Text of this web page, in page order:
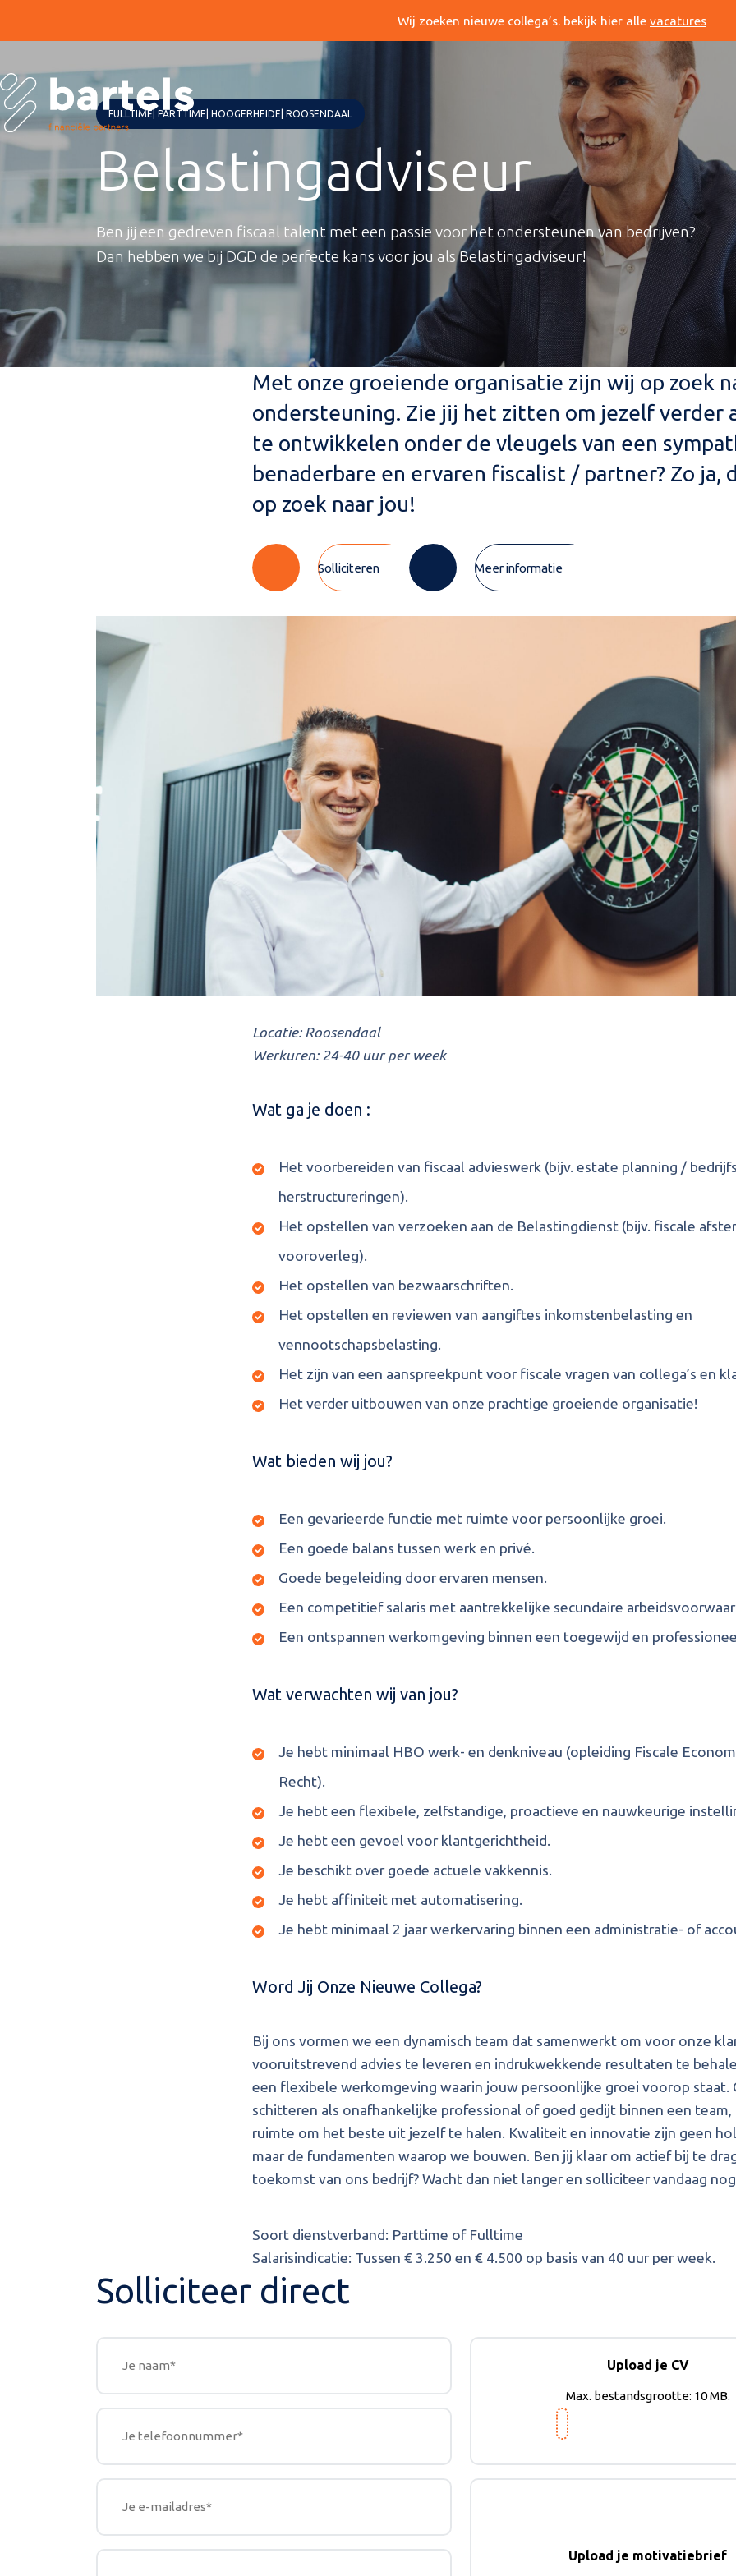
Wij zoeken nieuwe collega’s. bekijk hier alle vacatures
FULLTIME PARTTIME HOOGERHEIDE ROOSENDAAL
Belastingadviseur
Ben jij een gedreven fiscaal talent met een passie voor het ondersteunen van bedrijven?
Dan hebben we bij DGD de perfecte kans voor jou als Belastingadviseur!
Met onze groeiende organisatie zijn wij op zoek
ondersteuning. Zie jij het zitten om jezelf verder
te ontwikkelen onder de vleugels van een
benaderbare en ervaren fiscalist / partner? Zo ja,
op zoek naar jou!
Solliciteren Meer informatie
Locatie: Roosendaal
Werkuren: 24-40 uur per week
Wat ga je doen :
Het voorbereiden van fiscaal advieswerk (bijv. estate planning /
herstructureringen).
Het opstellen van verzoeken aan de Belastingdienst (bijv. fiscale
vooroverleg).
Het opstellen van bezwaarschriften.
Het opstellen en reviewen van aangiftes inkomstenbelasting en
vennootschapsbelasting.
Het zijn van een aanspreekpunt voor fiscale vragen van collega’s en
Het verder uitbouwen van onze prachtige groeiende organisatie!
Wat bieden wij jou?
Een gevarieerde functie met ruimte voor persoonlijke groei.
Een goede balans tussen werk en privé.
Goede begeleiding door ervaren mensen.
Een competitief salaris met aantrekkelijke secundaire
Een ontspannen werkomgeving binnen een toegewijd en
Wat verwachten wij van jou?
Je hebt minimaal HBO werk- en denkniveau (opleiding Fiscale
Recht).
Je hebt een flexibele, zelfstandige, proactieve en nauwkeurige
Je hebt een gevoel voor klantgerichtheid.
Je beschikt over goede actuele vakkennis.
Je hebt affiniteit met automatisering.
Je hebt minimaal 2 jaar werkervaring binnen een administratie- of
Word Jij Onze Nieuwe Collega?
Bij ons vormen we een dynamisch team dat samenwerkt om voor onze
vooruitstrevend advies te leveren en indrukwekkende resultaten te
een flexibele werkomgeving waarin jouw persoonlijke groei voorop staat.
schitteren als onafhankelijke professional of goed gedijt binnen een team,
ruimte om het beste uit jezelf te halen. Kwaliteit en innovatie zijn geen
maar de fundamenten waarop we bouwen. Ben jij klaar om actief bij te
toekomst van ons bedrijf? Wacht dan niet langer en solliciteer vandaag
Soort dienstverband: Parttime of Fulltime
Salarisindicatie: Tussen € 3.250 en € 4.500 op basis van 40 uur per week.
Solliciteer direct
Upload je CV
Max. bestandsgrootte: 10 MB.
Upload je motivatiebrief